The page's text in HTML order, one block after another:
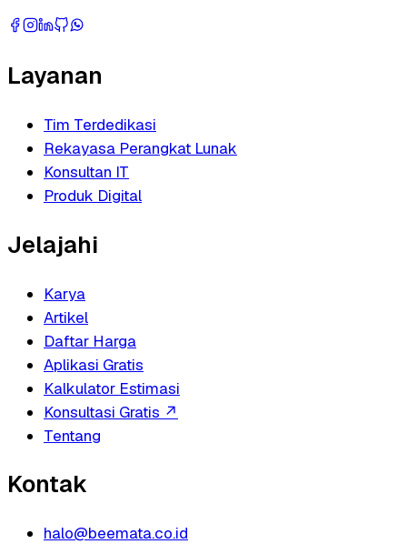
Layanan
Tim Terdedikasi
Rekayasa Perangkat Lunak
Konsultan IT
Produk Digital
Jelajahi
Karya
Artikel
Daftar Harga
Aplikasi Gratis
Kalkulator Estimasi
Konsultasi Gratis ↗
Tentang
Kontak
halo@beemata.co.id